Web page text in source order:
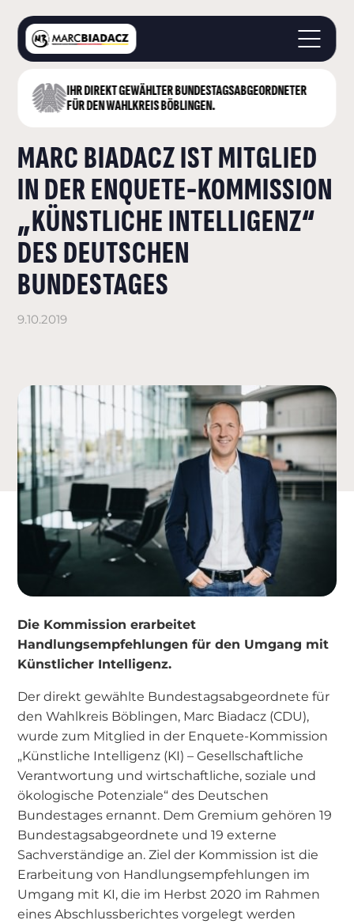
IHR DIREKT GEWÄHLTER BUNDESTAGS­ABGEORDNETER
FÜR DEN WAHLKREIS BÖBLINGEN.
STARTSEITE
LANDKREIS BÖBLINGEN
DEUTSCHER BUNDESTAG
AKTUELLES
KONTAKT
MARC BIADACZ IST MITGLIED
IN DER ENQUETE-KOMMISSION
„KÜNSTLICHE INTELLIGENZ“
DES DEUTSCHEN
BUNDESTAGES
9.10.2019
Die Kommission erarbeitet
Handlungsempfehlungen für den Umgang mit
Künstlicher Intelligenz.
Der direkt gewählte Bundestagsabgeordnete für
den Wahlkreis Böblingen, Marc Biadacz (CDU),
wurde zum Mitglied in der Enquete-Kommission
„Künstliche Intelligenz (KI) – Gesellschaftliche
Verantwortung und wirtschaftliche, soziale und
ökologische Potenziale“ des Deutschen
Bundestages ernannt. Dem Gremium gehören 19
Bundestagsabgeordnete und 19 externe
Sachverständige an. Ziel der Kommission ist die
Erarbeitung von Handlungsempfehlungen im
Umgang mit KI, die im Herbst 2020 im Rahmen
eines Abschlussberichtes vorgelegt werden